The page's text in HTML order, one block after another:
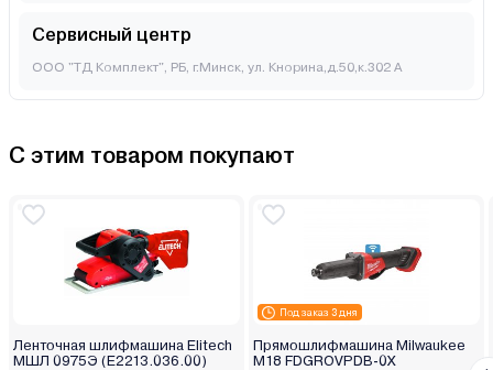
Сервисный центр
ООО "ТД Комплект", РБ, г.Минск, ул. Кнорина,д.50,к.302 А
С этим товаром покупают
Ленточная шлифмашина Elitech
МШЛ 0975Э (E2213.036.00)
Под заказ 3 дня
Прямошлифмашина Milwaukee
M18 FDGROVPDB-0X